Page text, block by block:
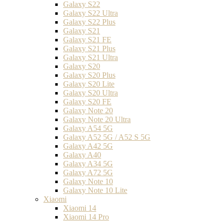
Galaxy S22
Galaxy S22 Ultra
Galaxy S22 Plus
Galaxy S21
Galaxy S21 FE
Galaxy S21 Plus
Galaxy S21 Ultra
Galaxy S20
Galaxy S20 Plus
Galaxy S20 Lite
Galaxy S20 Ultra
Galaxy S20 FE
Galaxy Note 20
Galaxy Note 20 Ultra
Galaxy A54 5G
Galaxy A52 5G / A52 S 5G
Galaxy A42 5G
Galaxy A40
Galaxy A34 5G
Galaxy A72 5G
Galaxy Note 10
Galaxy Note 10 Lite
Xiaomi
Xiaomi 14
Xiaomi 14 Pro